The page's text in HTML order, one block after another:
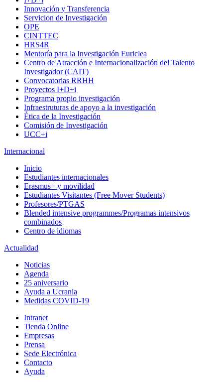
Innovación y Transferencia
Servicion de Investigación
OPE
CINTTEC
HRS4R
Mentoría para la Investigación Euriclea
Centro de Atracción e Internacionalización del Talento
Investigador (CAIT)
Convocatorias RRHH
Proyectos I+D+i
Programa propio investigación
Infraestruturas de apoyo a la investigación
Ética de la Investigación
Comisión de Investigación
UCC+i
Internacional
Inicio
Estudiantes internacionales
Erasmus+ y movilidad
Estudiantes Visitantes (Free Mover Students)
Profesores/PTGAS
Blended intensive programmes/Programas intensivos
combinados
Centro de idiomas
Actualidad
Noticias
Agenda
25 aniversario
Ayuda a Ucrania
Medidas COVID-19
Intranet
Tienda Online
Empresas
Prensa
Sede Electrónica
Contacto
Ayuda